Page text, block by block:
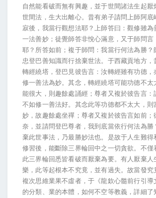
自然能看破而無有興趣，並于世間諸法生起厭
世間法，生大出離心。昔有弟子請問上師阿底
寂後，我當行觀想法耶？上師答曰：觀修雖為
一法善妙；徒覺師答非悅心滿意，又于師問言
耶？所答如前；複于師問：我當行何法為勝？
忠登巴善知識而行捨棄世法。于西藏貢地方，
轉經繞塔，登巴見彼告言：汝轉經雖有功德，
修一善法為妙。其念，轉經繞塔可能功德不太
能很大，則趣餘處誦經；尊者又複於彼告言：
不如修一善法好。其念此等功德都不太大，則
妙，故趣餘處坐禪；尊者又複於彼告言如前；
奈，並請問登巴尊者，我到底當依行何法為勝
棄此世事法，乃最勝妙法也。是故于人生難得
修習後，能斷除三界輪回中之一切貪欲。不僅
此三界輪回悉皆看破而厭棄為要。有人厭棄人
樂，此等起根本不究竟，並有過失。故當發究
複次思維業果不虛者，于《龍欽心髓前行引導
的分類、業的本體，如何不空等教義，詳細了